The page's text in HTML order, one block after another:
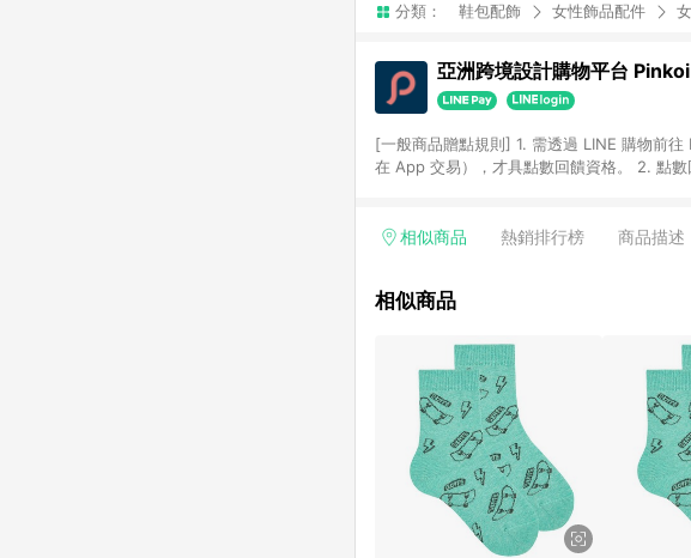
分類： 鞋包配飾 女性飾品配件
亞洲跨境設計購物平台 Pinkoi
[一般商品贈點規則] 1. 需透過 LINE 購物前
在 App 交易），才具點數回饋資格。 2. 點
格，部分退款不在此限。 6. APP 請更新至
使用規則請以點數紅包活動說明為準。 11.
相似商品 熱銷排行榜 商品描述
相似商品